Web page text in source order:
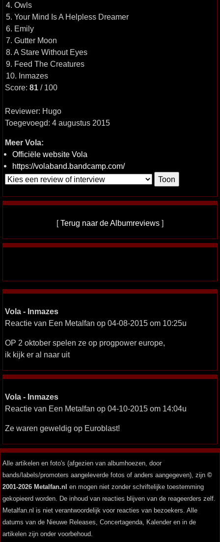
4. Owls
5. Your Mind Is A Helpless Dreamer
6. Emily
7. Gutter Moon
8. A Stare Without Eyes
9. Feed The Creatures
10. Inmazes
Score: 81 / 100
Reviewer: Hugo
Toegevoegd: 4 augustus 2015
Meer Vola:
Officiële website Vola
https://volaband.bandcamp.com/
[Terug naar de Albumreviews ]
Vola - Inmazes
Reactie van Een Metalfan op 04-08-2015 om 10:25u
OP 2 oktober spelen ze op progpower europe,
ik kijk er al naar uit
Vola - Inmazes
Reactie van Een Metalfan op 04-10-2015 om 14:04u
Ze waren geweldig op Euroblast!
Alle artikelen en foto's (afgezien van albumhoezen, door
bands/labels/promoters aangeleverde fotos of anders aangegeven), zijn ©
2001-2026 Metalfan.nl en mogen niet zonder schriftelijke toestemming
gekopieerd worden. De inhoud van reacties blijven van de reageerders zelf.
Metalfan.nl is niet verantwoordelijk voor reacties van bezoekers. Alle
datums van de Nieuwe Releases, Concertagenda, Kalender en in de
artikelen zijn onder voorbehoud.